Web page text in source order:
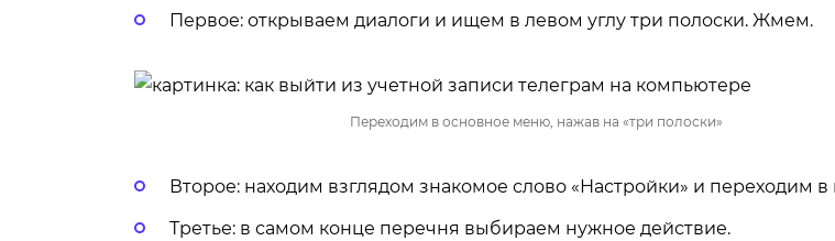
Первое: открываем диалоги и ищем в левом углу три полоски. Жмем.
Переходим в основное меню, нажав на «три полоски»
Второе: находим взглядом знакомое слово «Настройки» и переходим в
Третье: в самом конце перечня выбираем нужное действие.